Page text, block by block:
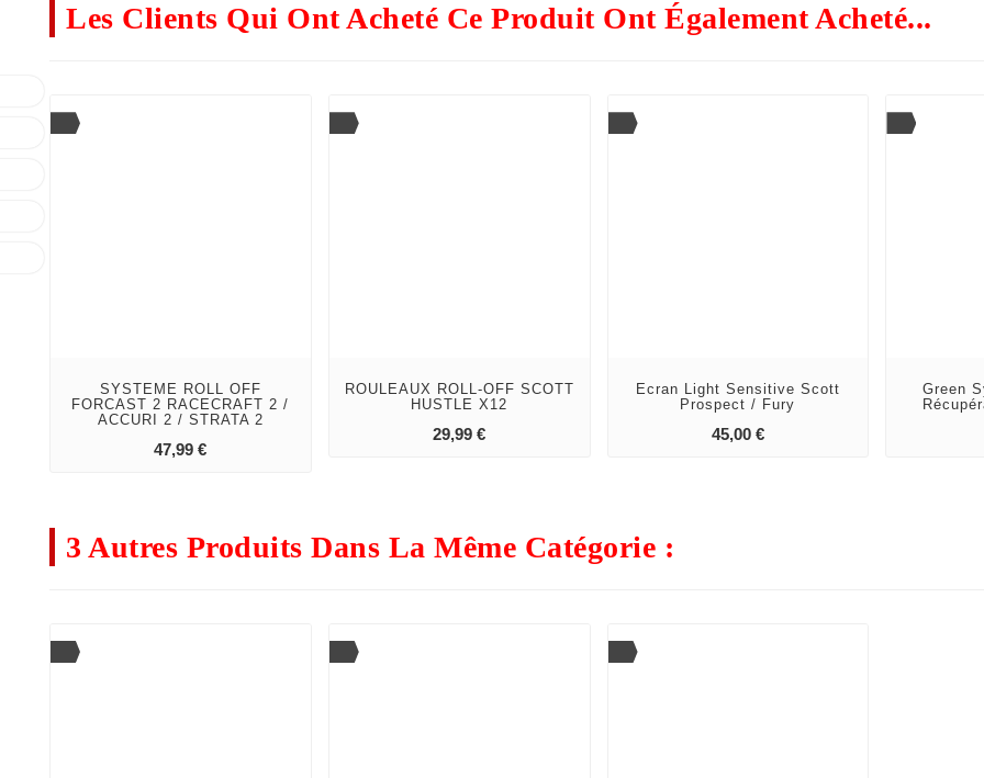
Les Clients Qui Ont Acheté Ce Produit Ont Également Acheté...
SYSTEME ROLL OFF
FORCAST 2 RACECRAFT 2 /
ACCURI 2 / STRATA 2
47,99 €Prix
add_shopping_cart
ROULEAUX ROLL-OFF SCOTT
HUSTLE X12
29,99 €Prix
add_shopping_cart
Ecran Light Sensitive Scott
Prospect / Fury
45,00 €Prix
add_shopping_cart
Green
3 Autres Produits Dans La Même Catégorie :